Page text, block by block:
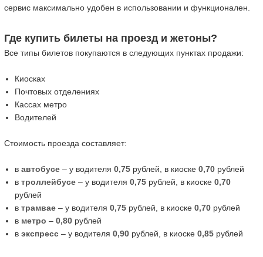
сервис максимально удобен в использовании и функционален.
Где купить билеты на проезд и жетоны?
Все типы билетов покупаются в следующих пунктах продажи:
Киосках
Почтовых отделениях
Кассах метро
Водителей
Стоимость проезда составляет:
в автобусе– у водителя 0,75 рублей, в киоске 0,70 рублей
в троллейбусе– у водителя 0,75 рублей, в киоске 0,70
рублей
в трамвае– у водителя 0,75 рублей, в киоске 0,70 рублей
в метро – 0,80рублей
в экспресс– у водителя 0,90 рублей, в киоске 0,85 рублей